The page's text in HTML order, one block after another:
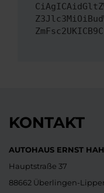
KONTAKT
AUTOHAUS ERNST
Hauptstraße 37
88662 Überlingen-